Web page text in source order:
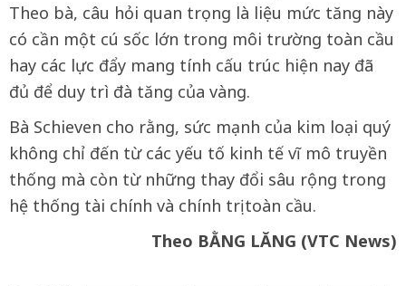
Theo bà, câu hỏi quan trọng là liệu mức tăng này
có cần một cú sốc lớn trong môi trường toàn cầu
hay các lực đẩy mang tính cấu trúc hiện nay đã
đủ để duy trì đà tăng của vàng.
Bà Schieven cho rằng, sức mạnh của kim loại quý
không chỉ đến từ các yếu tố kinh tế vĩ mô truyền
thống mà còn từ những thay đổi sâu rộng trong
hệ thống tài chính và chính trị toàn cầu.
Theo BẰNG LĂNG (VTC News)